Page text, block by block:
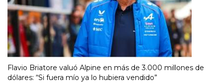
Flavio Briatore valuó Alpine en más de 3.000 millones de
dólares: “Si fuera mío ya lo hubiera vendido”